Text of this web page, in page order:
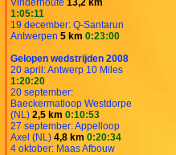
1:05:11
19 december: Q-Santarun
Antwerpen 5 km 0:23:00
Gelopen wedstrijden 2008
20 april: Antwerp 10 Miles
1:20:20
20 september:
Baeckermatloop Westdorpe
(NL) 2,5 km 0:10:53
27 september: Appelloop
Axel (NL) 4,8 km 0:20:34
4 oktober: Maas Afbouw